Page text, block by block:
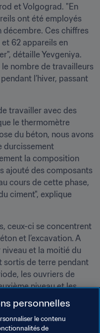
et Volgograd. "En
ont été employés
Ces chiffres
62 appareils en
détaille Yevgeniya.
nombre de travailleurs
l’hiver, passant
travailler avec des
le thermomètre
du béton, nous avons
durcissement
la composition
ajouté des composants
cours de cette phase,
ciment", explique
ceux-ci se concentrent
et l’excavation. A
et la moitié du
sortis de terre pendant
les ouvriers de
niveau et les
commencé
qui soutiendra le
des places.
personnelles
le contenu
de